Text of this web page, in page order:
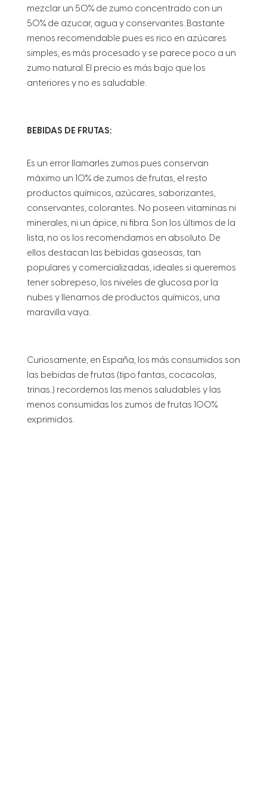
mezclar un 50% de zumo concentrado con un
50% de azucar, agua y conservantes. Bastante
menos recomendable pues es rico en azúcares
simples, es más procesado y se parece poco a un
zumo natural. El precio es más bajo que los
anteriores y no es saludable.
BEBIDAS DE FRUTAS:
Es un error llamarles zumos pues conservan
máximo un 10% de zumos de frutas, el resto
productos químicos, azúcares, saborizantes,
conservantes, colorantes.. No poseen vitaminas ni
minerales, ni un ápice, ni fibra. Son los últimos de la
lista, no os los recomendamos en absoluto. De
ellos destacan las bebidas gaseosas, tan
populares y comercializadas, ideales si queremos
tener sobrepeso, los niveles de glucosa por la
nubes y llenarnos de productos químicos, una
maravilla vaya..
Curiosamente, en España, los más consumidos son
las bebidas de frutas (tipo fantas, cocacolas,
trinas..) recordemos las menos saludables y las
menos consumidas los zumos de frutas 100%
exprimidos.